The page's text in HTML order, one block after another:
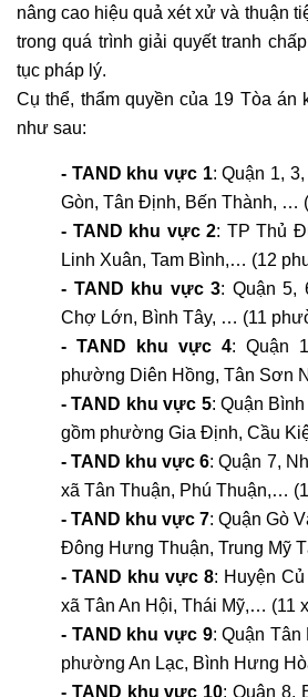
nâng cao hiệu quả xét xử và thuận
trong quá trình giải quyết tranh
tục pháp lý.
Cụ thể, thẩm quyền của 19 Tòa
như sau:
- TAND khu vực 1: Quận 1,
Gòn, Tân Định, Bến Thành, …
- TAND khu vực 2: TP Thủ
Linh Xuân, Tam Bình,… (12
- TAND khu vực 3: Quận 5,
Chợ Lớn, Bình Tây, … (11
- TAND khu vực 4: Quận
phường Diên Hồng, Tân Sơn
- TAND khu vực 5: Quận
gồm phường Gia Định, Cầu
- TAND khu vực 6: Quận 7,
xã Tân Thuận, Phú Thuận,…
- TAND khu vực 7: Quận Gò
Đông Hưng Thuận, Trung Mỹ
- TAND khu vực 8: Huyện
xã Tân An Hội, Thái Mỹ,… (11
- TAND khu vực 9: Quận Tân
phường An Lạc, Bình Hưng
- TAND khu vực 10: Quận 8,